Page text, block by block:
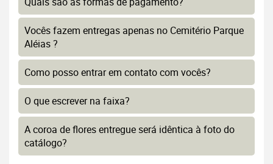
Vocês fazem entregas apenas no Cemitério Parque
Aléias ?
Como posso entrar em contato com vocês?
O que escrever na faixa?
A coroa de flores entregue será idêntica à foto do
catálogo?